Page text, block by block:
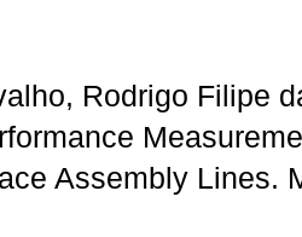
Rodrigo Filipe
Assembly Lines.